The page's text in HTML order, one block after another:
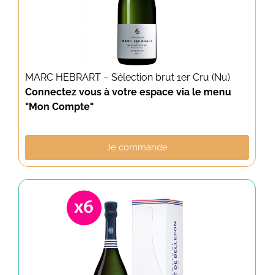
MARC HEBRART – Sélection brut 1er Cru (Nu)
Connectez vous à votre espace via le menu
"Mon Compte"
Je commande